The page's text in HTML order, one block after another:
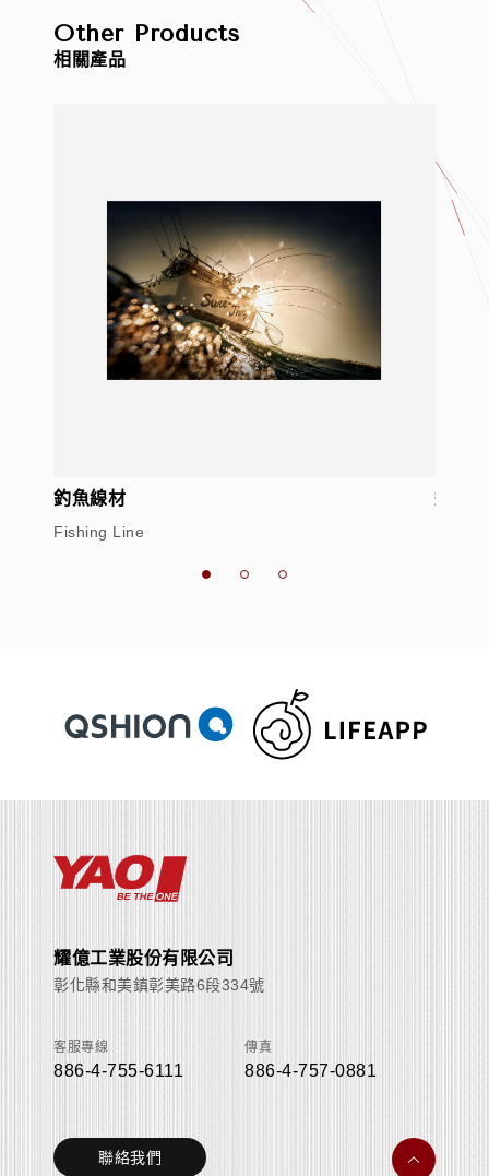
Other Products
相關產品
釣魚線材
Fishing Line
運動
耀億工業股份有限公司
彰化縣和美鎮彰美路6段334號
客服專線
886-4-755-6111
傳真
886-4-757-0881
聯絡我們